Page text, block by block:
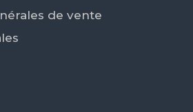
de vente